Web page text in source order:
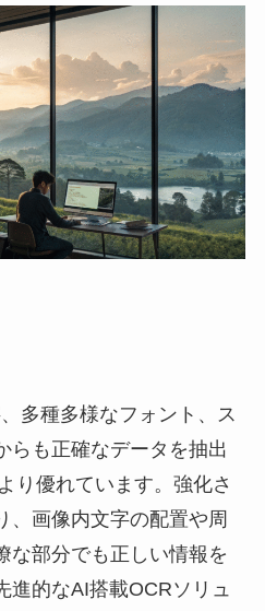
多種多様なフォント、ス
らも正確なデータを抽出
り優れています。強化さ
、画像内文字の配置や周
な部分でも正しい情報を
進的なAI搭載OCRソリュ